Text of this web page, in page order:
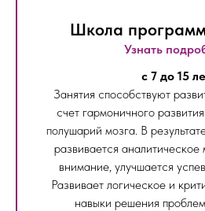
Школа
Узнать
c 7 до 15
Занятия способствуют
счет гармоничного
полушарий мозга. В
развивается аналитическое
внимание, улучшается
Развивает логическое и
навыки решения